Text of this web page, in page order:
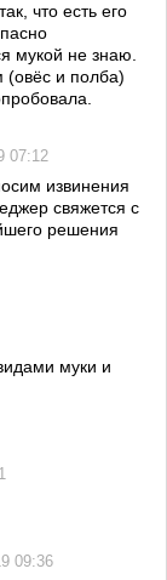
что есть его
мукой не знаю.
(овёс и полба)
07:12
извинения
свяжется с
решения
муки и
09:36